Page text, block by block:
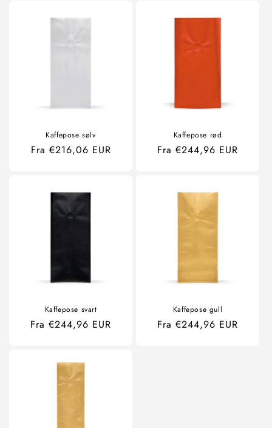
Kaffepose sølv
Ordinær
Fra €216,06 EUR
Kaffepose rød
Ordinær
Fra €244,96 EUR
Kaffepose svart
Ordinær
Fra €244,96 EUR
Kaffepose gull
Ordinær
Fra €244,96 EUR